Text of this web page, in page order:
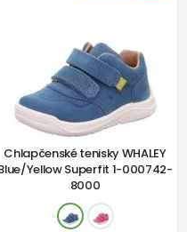
Chlapčenské tenisky WHALEY
Yellow Superfit 1-000742-
8000